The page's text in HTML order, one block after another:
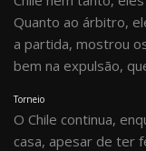
Quanto ao árbitro,
a partida, mostrou
bem na expulsão,
Torneio
O Chile continua,
casa, apesar de ter